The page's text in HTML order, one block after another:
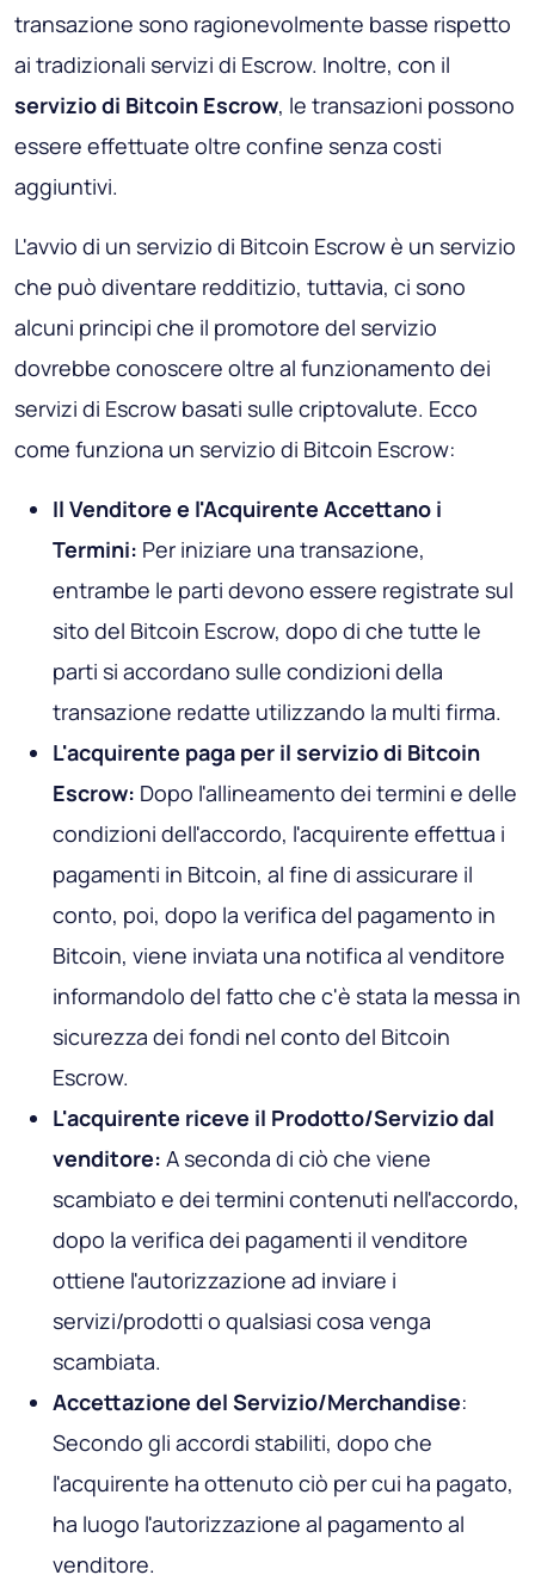
transazione sono ragionevolmente basse rispetto
ai tradizionali servizi di Escrow. Inoltre, con il
servizio di Bitcoin Escrow, le transazioni possono
essere effettuate oltre confine senza costi
aggiuntivi.
L'avvio di un servizio di Bitcoin Escrow è un servizio
che può diventare redditizio, tuttavia, ci sono
alcuni principi che il promotore del servizio
dovrebbe conoscere oltre al funzionamento dei
servizi di Escrow basati sulle criptovalute. Ecco
come funziona un servizio di Bitcoin Escrow:
Il Venditore e l'Acquirente Accettano i
Termini: Per iniziare una transazione,
entrambe le parti devono essere registrate sul
sito del Bitcoin Escrow, dopo di che tutte le
parti si accordano sulle condizioni della
transazione redatte utilizzando la multi firma.
L'acquirente paga per il servizio di Bitcoin
Escrow: Dopo l'allineamento dei termini e delle
condizioni dell'accordo, l'acquirente effettua i
pagamenti in Bitcoin, al fine di assicurare il
conto, poi, dopo la verifica del pagamento in
Bitcoin, viene inviata una notifica al venditore
informandolo del fatto che c'è stata la messa in
sicurezza dei fondi nel conto del Bitcoin
Escrow.
L'acquirente riceve il Prodotto/Servizio dal
venditore: A seconda di ciò che viene
scambiato e dei termini contenuti nell'accordo,
dopo la verifica dei pagamenti il venditore
ottiene l'autorizzazione ad inviare i
servizi/prodotti o qualsiasi cosa venga
scambiata.
Accettazione del Servizio/Merchandise:
Secondo gli accordi stabiliti, dopo che
l'acquirente ha ottenuto ciò per cui ha pagato,
ha luogo l'autorizzazione al pagamento al
venditore.